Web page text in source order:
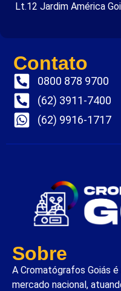
Lt.12 Jardim América
Contato
0800 878 9700
(62) 3911-7400
(62) 9916-1717
Sobre
A Cromatógrafos Goiás
mercado nacional,